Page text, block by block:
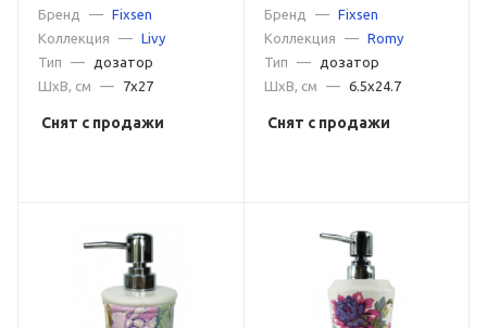
Бренд
— Fixsen
Коллекция
— Livy
Тип
—
дозатор
ШxВ, см
— 7x27
Снят с продажи
Бренд
—
Fixsen
Коллекция
—
Romy
Тип
—
дозатор
ШxВ, см
— 6.5x24.7
Снят с продажи